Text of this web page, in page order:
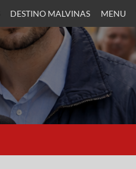
DESTINO MALVINAS MENU